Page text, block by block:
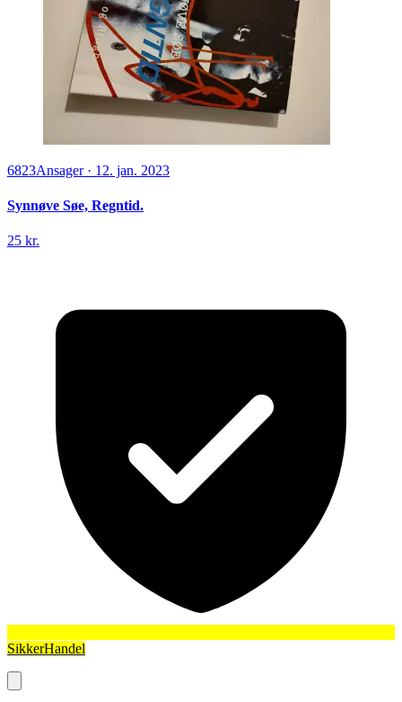
6823Ansager· 12. jan. 2023
Synnøve Søe, Regntid.
25 kr.
SikkerHandel